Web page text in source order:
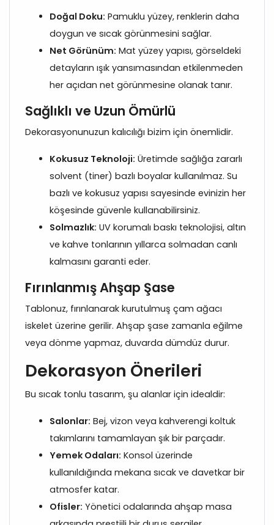
Doğal Doku: Pamuklu yüzey, renklerin daha
doygun ve sıcak görünmesini sağlar.
Net Görünüm: Mat yüzey yapısı, görseldeki
detayların ışık yansımasından etkilenmeden
her açıdan net görünmesine olanak tanır.
Sağlıklı ve Uzun Ömürlü
Dekorasyonunuzun kalıcılığı bizim için önemlidir.
Kokusuz Teknoloji: Üretimde sağlığa zararlı
solvent (tiner) bazlı boyalar kullanılmaz. Su
bazlı ve kokusuz yapısı sayesinde evinizin her
köşesinde güvenle kullanabilirsiniz.
Solmazlık: UV korumalı baskı teknolojisi, altın
ve kahve tonlarının yıllarca solmadan canlı
kalmasını garanti eder.
Fırınlanmış Ahşap Şase
Tablonuz, fırınlanarak kurutulmuş çam ağacı
iskelet üzerine gerilir. Ahşap şase zamanla eğilme
veya dönme yapmaz, duvarda dümdüz durur.
Dekorasyon Önerileri
Bu sıcak tonlu tasarım, şu alanlar için idealdir:
Salonlar: Bej, vizon veya kahverengi koltuk
takımlarını tamamlayan şık bir parçadır.
Yemek Odaları: Konsol üzerinde
kullanıldığında mekana sıcak ve davetkar bir
atmosfer katar.
Ofisler: Yönetici odalarında ahşap masa